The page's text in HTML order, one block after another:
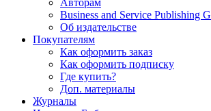
Авторам
Business and Service Publishing
Об издательстве
Покупателям
Как оформить заказ
Как оформить подписку
Где купить?
Доп. материалы
Журналы